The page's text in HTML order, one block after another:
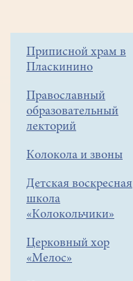
Боковое
меню
Приписной храм в
Пласкинино
Православный
образовательный
лекторий
Колокола и звоны
Детская воскресная
школа
«Колокольчики»
Церковный хор
«Мелос»